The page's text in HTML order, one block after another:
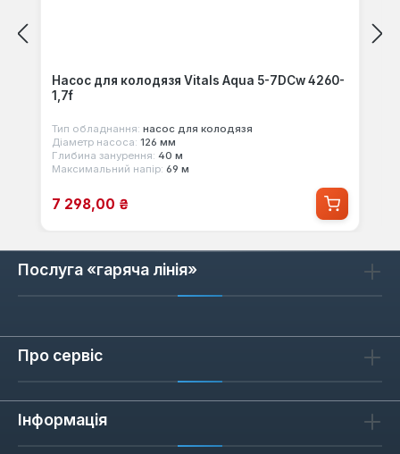
Насос для колодязя Vitals Aqua 5-7DCw 4260-
1,7f
Тип обладнання: насос для колодязя
Діаметр насоса: 126 мм
Глибина занурення: 40 м
Максимальний напір: 69 м
Ціна продажу:
7 298,00 ₴
Послуга «гаряча лінія»
Про сервіс
Інформація